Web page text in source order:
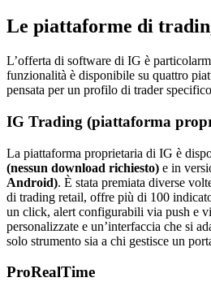
Le piattaforme di
L’offerta di software di IG è
funzionalità è disponibile su quattro
pensata per un profilo di trader
IG Trading (piattaforma
La piattaforma proprietaria di IG è
(nessun download richiesto) e in
Android). È stata premiata diverse
di trading retail, offre più di 100
un click, alert configurabili via push e
personalizzate e un’interfaccia che si
solo strumento sia a chi gestisce un
ProRealTime